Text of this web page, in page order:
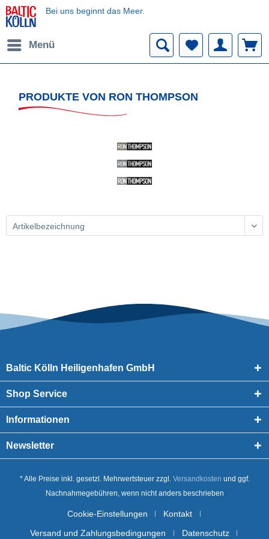
Bei uns beginnt das Meer.
Menü
PRODUKTE VON RON THOMPSON
Baltic Kölln Heiligenhafen GmbH
Shop Service
Informationen
Newsletter
* Alle Preise inkl. gesetzl. Mehrwertsteuer zzgl. Versandkosten und ggf.
Nachnahmegebühren, wenn nicht anders beschrieben
Cookie-Einstellungen
Kontakt
Versand und Zahlungsbedingungen
Datenschutz